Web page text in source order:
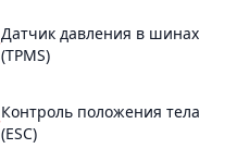
Датчик давления в шинах
(TPMS)
Контроль положения тела
(ESC)